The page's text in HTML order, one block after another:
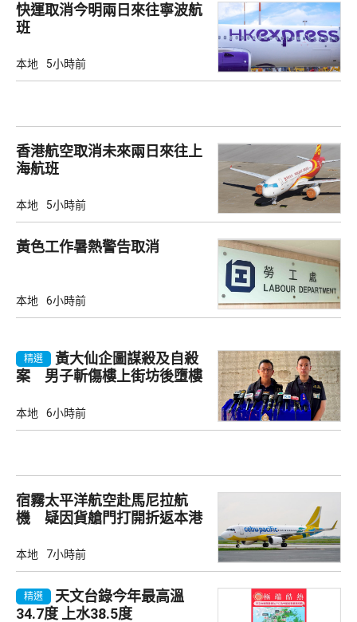
快運取消今明兩日來往寧波航
班
本地 5小時前
香港航空取消未來兩日來往上
海航班
本地 5小時前
黃色工作暑熱警告取消
本地 6小時前
精選
黃大仙企圖謀殺及自殺
案 男子斬傷樓上街坊後墮樓
本地 6小時前
宿霧太平洋航空赴馬尼拉航
機 疑因貨艙門打開折返本港
本地 7小時前
精選
天文台錄今年最高溫
34.7度 上水38.5度